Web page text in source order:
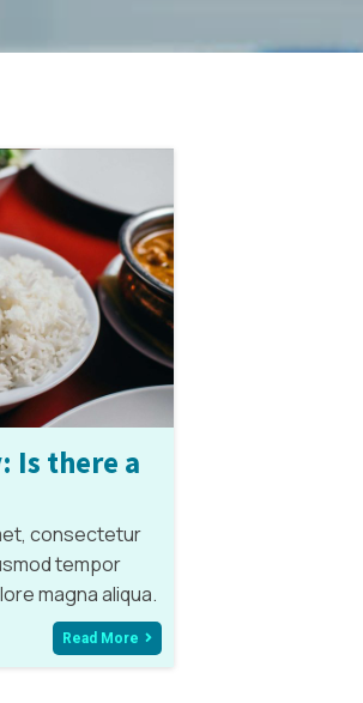
Is there a
consectetur
tempor
magna aliqua.
Read More